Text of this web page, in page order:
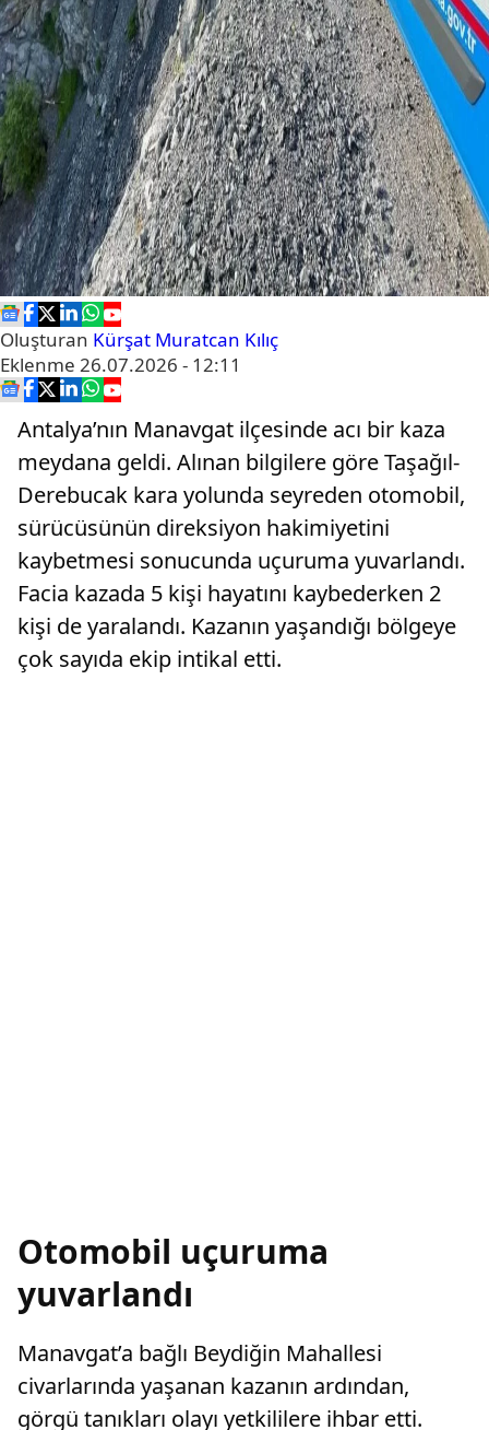
Oluşturan Kürşat Muratcan Kılıç
Eklenme 26.07.2026 - 12:11
Antalya’nın Manavgat ilçesinde acı bir kaza
meydana geldi. Alınan bilgilere göre Taşağıl-
Derebucak kara yolunda seyreden otomobil,
sürücüsünün direksiyon hakimiyetini
kaybetmesi sonucunda uçuruma yuvarlandı.
Facia kazada 5 kişi hayatını kaybederken 2
kişi de yaralandı. Kazanın yaşandığı bölgeye
çok sayıda ekip intikal etti.
Otomobil uçuruma
yuvarlandı
Manavgat’a bağlı Beydiğin Mahallesi
civarlarında yaşanan kazanın ardından,
görgü tanıkları olayı yetkililere ihbar etti.